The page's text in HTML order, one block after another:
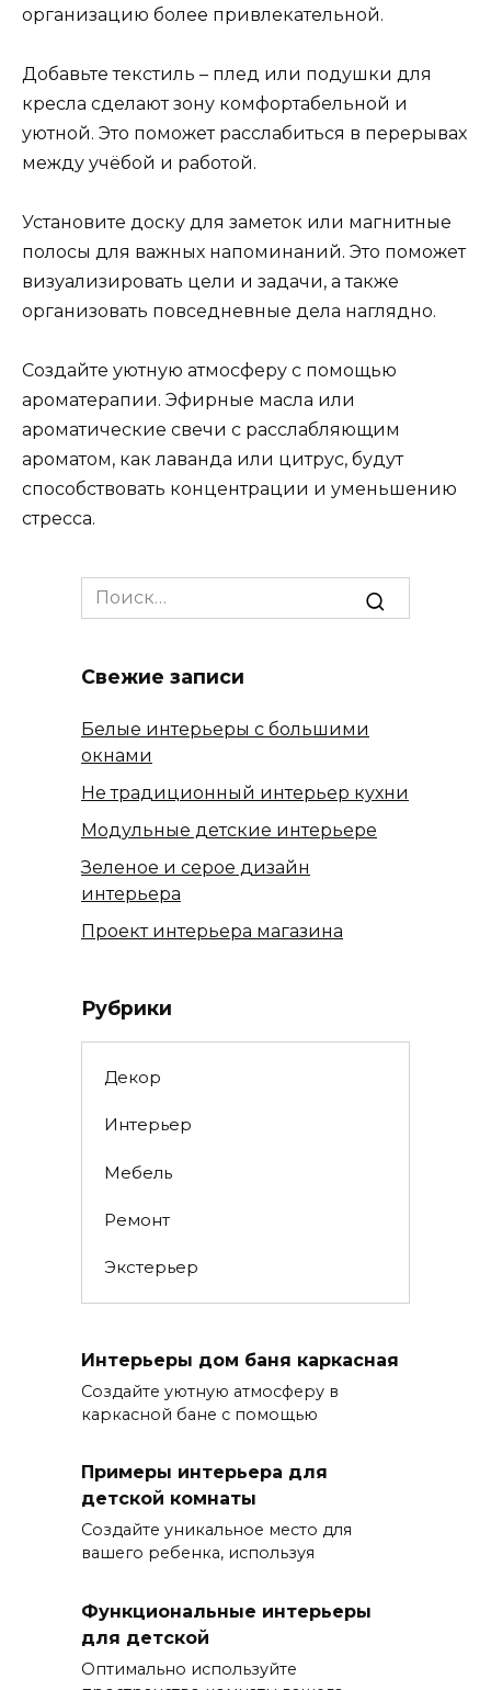
организацию более привлекательной.
Добавьте текстиль – плед или подушки для
кресла сделают зону комфортабельной и
уютной. Это поможет расслабиться в перерывах
между учёбой и работой.
Установите доску для заметок или магнитные
полосы для важных напоминаний. Это поможет
визуализировать цели и задачи, а также
организовать повседневные дела наглядно.
Создайте уютную атмосферу с помощью
ароматерапии. Эфирные масла или
ароматические свечи с расслабляющим
ароматом, как лаванда или цитрус, будут
способствовать концентрации и уменьшению
стресса.
Search
for:
Свежие записи
Белые интерьеры с большими
окнами
Не традиционный интерьер кухни
Модульные детские интерьере
Зеленое и серое дизайн
интерьера
Проект интерьера магазина
Рубрики
Декор
Интерьер
Мебель
Ремонт
Экстерьер
Интерьеры дом баня каркасная
Создайте уютную атмосферу в
каркасной бане с помощью
Примеры интерьера для
детской комнаты
Создайте уникальное место для
вашего ребенка, используя
Функциональные интерьеры
для детской
Оптимально используйте